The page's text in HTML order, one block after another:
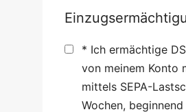
* Ich ermächtige
von meinem Konto
mittels SEPA-
Wochen,